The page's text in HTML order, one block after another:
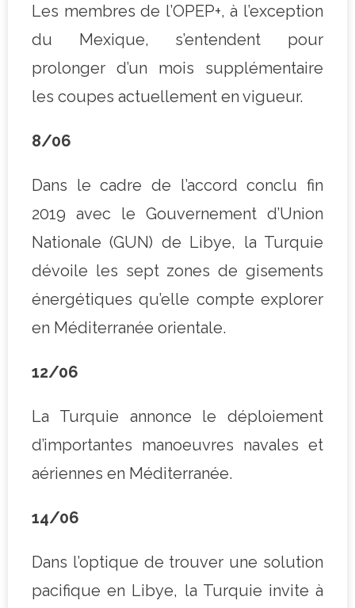
Les membres de l’OPEP+, à l’exception
du Mexique, s’entendent pour
prolonger d’un mois supplémentaire
les coupes actuellement en vigueur.
8/06
Dans le cadre de l’accord conclu fin
2019 avec le Gouvernement d’Union
Nationale (GUN) de Libye, la Turquie
dévoile les sept zones de gisements
énergétiques qu’elle compte explorer
en Méditerranée orientale.
12/06
La Turquie annonce le déploiement
d’importantes manoeuvres navales et
aériennes en Méditerranée.
14/06
Dans l’optique de trouver une solution
pacifique en Libye, la Turquie invite à